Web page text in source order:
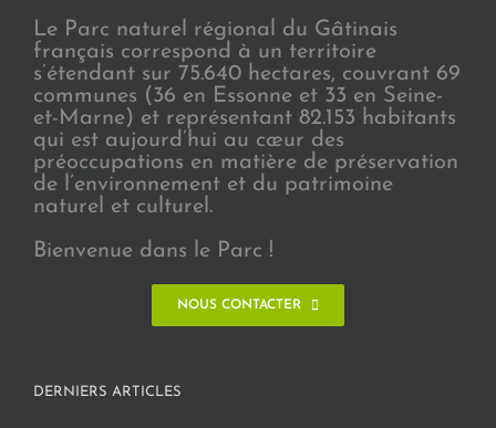
Le Parc naturel régional du Gâtinais
français correspond à un territoire
s’étendant sur 75.640 hectares, couvrant 69
communes (36 en Essonne et 33 en Seine-
et-Marne) et représentant 82.153 habitants
qui est aujourd’hui au cœur des
préoccupations en matière de préservation
de l’environnement et du patrimoine
naturel et culturel.
Bienvenue dans le Parc !
NOUS CONTACTER
DERNIERS ARTICLES